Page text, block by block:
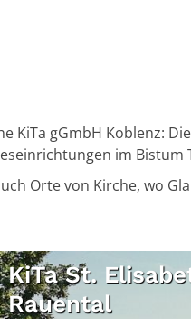
KiTa gGmbH Koblenz:
im Bistum
Orte von Kirche, wo
KiTa St.
Rauental